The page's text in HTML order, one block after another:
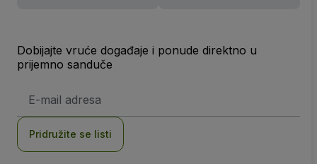
Dobijajte vruće događaje i ponude direktno u
prijemno sanduče
mail
Pridružite se listi